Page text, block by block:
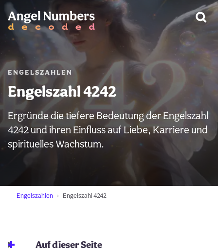
ENGELSZAHLEN
Engelszahl 4242
Ergründe die tiefere Bedeutung der Engelszahl
4242 und ihren Einfluss auf Liebe, Karriere und
spirituelles Wachstum.
Engelszahlen Engelszahl 4242
Auf dieser Seite
WARNUNG: